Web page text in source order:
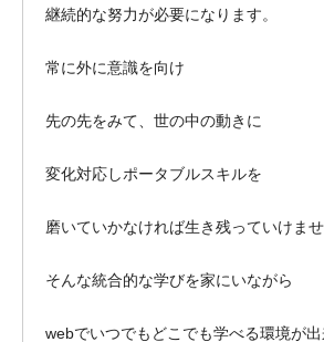
継続的な努力が必要になります。
常に外に意識を向け
先の先をみて、世の中の動きに
変化対応しポータブルスキルを
磨いていかなければ生き残っていけませ
そんな統合的な学びを家にいながら
webでいつでもどこでも学べる環境が出